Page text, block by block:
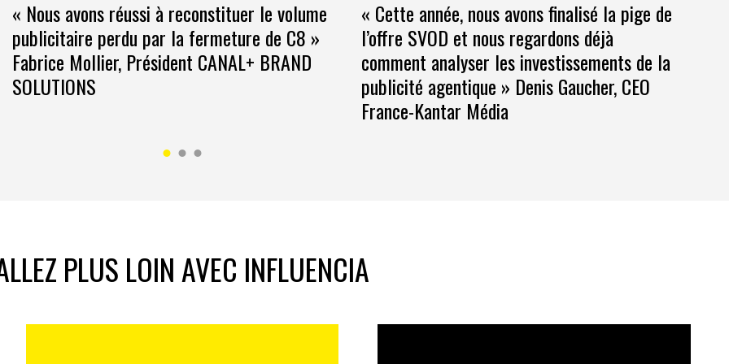
un hélicoptère, et à faire du parapente
je piquais vers la mer et sentais son parfum iodé.
un rêve totalement irréaliste mais quand on vole,
« Nous avons réussi à reconstituer le volume
publicitaire perdu par la fermeture de C8 »
Fabrice Mollier, Président CANAL+ BRAND
SOLUTIONS
« Cette année, nous avons finalisé la pige de
l’offre SVOD et nous regardons déjà
comment analyser les investissements de la
publicité agentique » Denis Gaucher, CEO
France-Kantar Média
PLUS LOIN AVEC INFLUENCIA